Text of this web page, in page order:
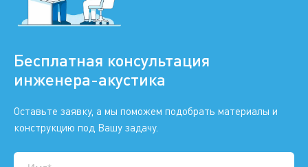
Бесплатная консультация
инженера-акустика
Оставьте заявку, а мы поможем подобрать материалы и
конструкцию под Вашу задачу.